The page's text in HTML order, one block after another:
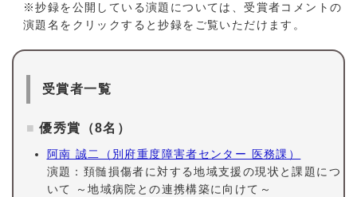
※抄録を公開している演題については、受賞者コメントの
演題名をクリックすると抄録をご覧いただけます。
受賞者一覧
優秀賞（8名）
阿南 誠二（別府重度障害者センター 医務課）
演題：頚髄損傷者に対する地域支援の現状と課題につ
いて ～地域病院との連携構築に向けて～